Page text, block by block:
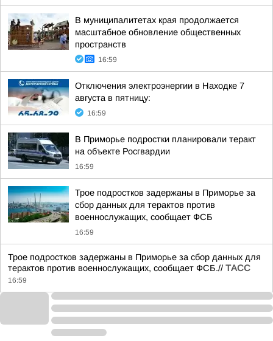
В муниципалитетах края продолжается
масштабное обновление общественных
пространств
16:59
Отключения электроэнергии в Находке 7
августа в пятницу:
16:59
В Приморье подростки планировали теракт
на объекте Росгвардии
16:59
Трое подростков задержаны в Приморье за
сбор данных для терактов против
военнослужащих, сообщает ФСБ
16:59
Трое подростков задержаны в Приморье за сбор данных для
терактов против военнослужащих, сообщает ФСБ.// ТАСС
16:59